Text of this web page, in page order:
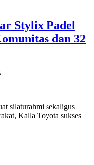
Stylix Padel
dan 32
silaturahmi sekaligus
Kalla Toyota sukses